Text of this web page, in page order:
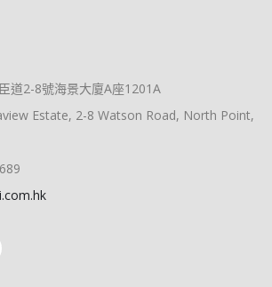
道2-8號海景大廈A座1201A
Estate, 2-8 Watson Road, North Point,